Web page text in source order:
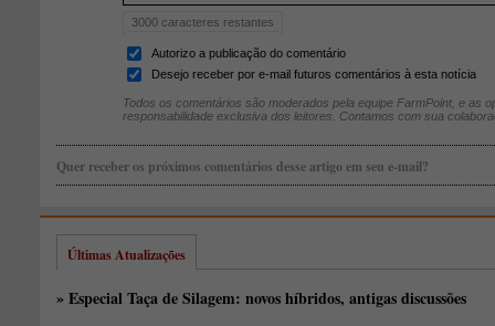
3000 caracteres restantes
Autorizo a publicação do comentário
Desejo receber por e-mail futuros comentários à esta notícia
Todos os comentários são moderados pela equipe FarmPoint, e as
responsabilidade exclusiva dos leitores. Contamos com sua
Quer receber os próximos comentários desse artigo em seu e-mail?
Últimas Atualizações
» Especial Taça de Silagem: novos híbridos, antigas discussões